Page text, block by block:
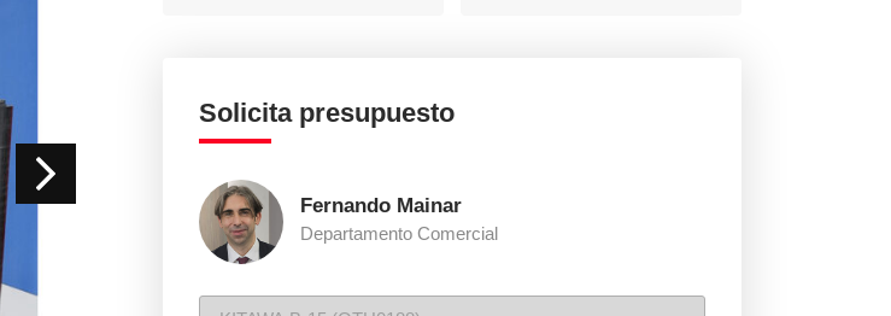
Solicita presupuesto
Fernando Mainar
Departamento Comercial